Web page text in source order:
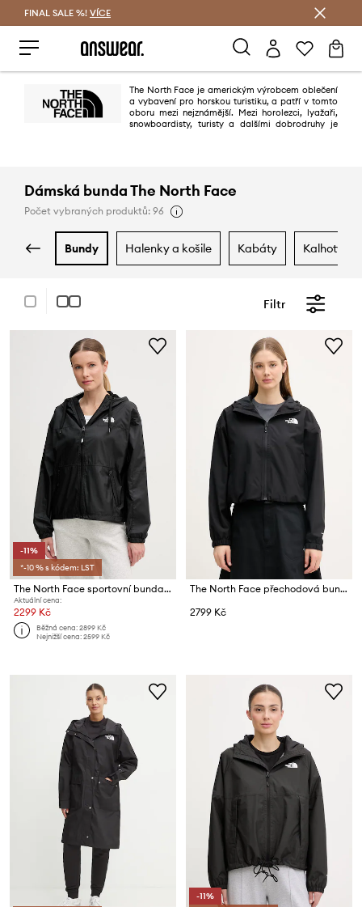
FINAL SALE %! VÍCE
The North Face je americkým výrobcem oblečení
a vybavení pro horskou turistiku, a patří v tomto
oboru mezi nejznámější. Mezi horolezci, lyažaři,
snowboardisty, turisty a dalšími dobrodruhy je
Dámská bunda The North Face
Počet vybraných produktů: 96
bundy halenky a košile kabáty kalhoty a
Filtr
-11%
*-10 % s kódem: LST
The North Face sportovní bunda dámská SHERU
Aktuální cena:
2299 Kč
Běžná cena:2899 Kč
Nejnižší cena:2599 Kč
The North Face přechodová bunda dámská Quest
2799 Kč
-11%